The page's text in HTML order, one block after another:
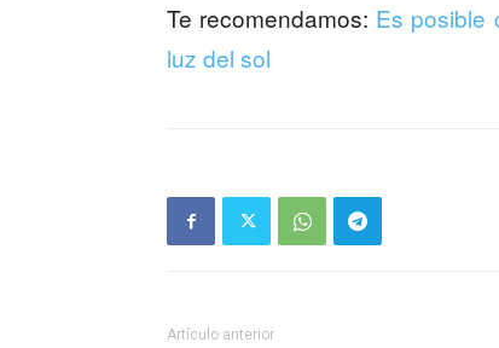
Te recomendamos: Es posible
luz del sol
Artículo anterior